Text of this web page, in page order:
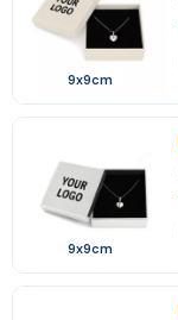
9x9cm
9x9cm